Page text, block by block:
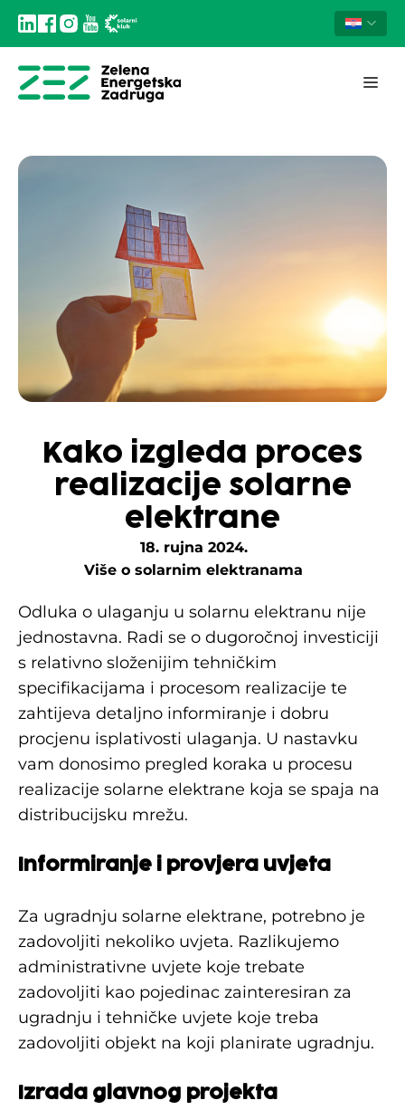
Kako izgleda proces
realizacije solarne
elektrane
18. rujna 2024.
Više o solarnim elektranama
Odluka o ulaganju u solarnu elektranu nije
jednostavna. Radi se o dugoročnoj investiciji
s relativno složenijim tehničkim
specifikacijama i procesom realizacije te
zahtijeva detaljno informiranje i dobru
procjenu isplativosti ulaganja. U nastavku
vam donosimo pregled koraka u procesu
realizacije solarne elektrane koja se spaja na
distribucijsku mrežu.
Informiranje i provjera uvjeta
Za ugradnju solarne elektrane, potrebno je
zadovoljiti nekoliko uvjeta. Razlikujemo
administrativne uvjete koje trebate
zadovoljiti kao pojedinac zainteresiran za
ugradnju i tehničke uvjete koje treba
zadovoljiti objekt na koji planirate ugradnju.
Izrada glavnog projekta